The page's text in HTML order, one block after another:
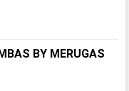
BY MERUGAS